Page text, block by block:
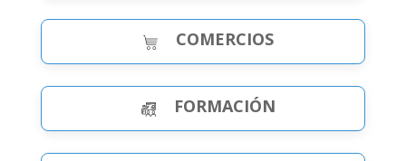
COMERCIOS
FORMACIÓN